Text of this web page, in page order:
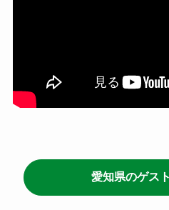
愛知県のゲス